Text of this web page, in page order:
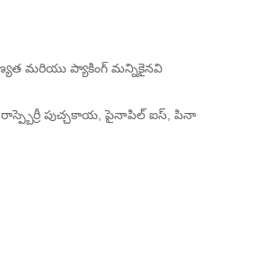
మరియు ప్యాకింగ్ మన్నికైనవి
రాస్ప్బెర్రీ పుచ్చకాయ, పైనాపిల్ ఐస్, పినా